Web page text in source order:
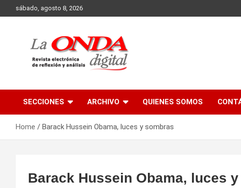
to
sábado, agosto 8, 2026
SECCIONES ARCHIVO QUIENES SOMOS
Home Barack Hussein Obama, luces y sombras
Barack Hussein Obama, luces